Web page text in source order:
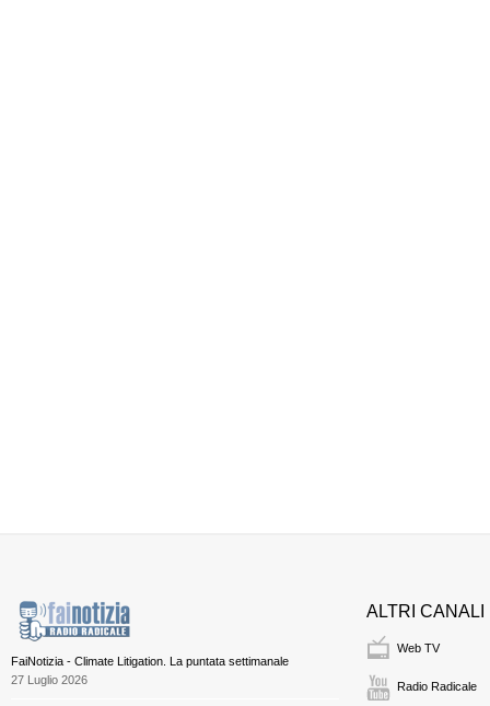
FaiNotizia - Climate Litigation. La puntata settimanale
27 Luglio 2026
ALTRI CANALI
Web TV
Radio Radicale